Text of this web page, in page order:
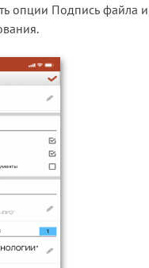
опции Подпись файла